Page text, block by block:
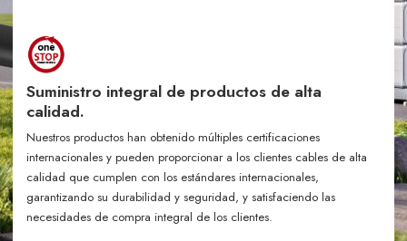
Suministro integral de productos de alta
calidad.
Nuestros productos han obtenido múltiples certificaciones
internacionales y pueden proporcionar a los clientes cables de alta
calidad que cumplen con los estándares internacionales,
garantizando su durabilidad y seguridad, y satisfaciendo las
necesidades de compra integral de los clientes.